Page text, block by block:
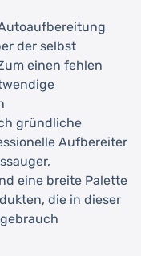
der selbst
einen fehlen
gründliche
Aufbereiter
eine breite Palette
die in dieser